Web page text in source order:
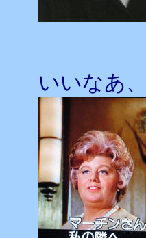
いいなあ